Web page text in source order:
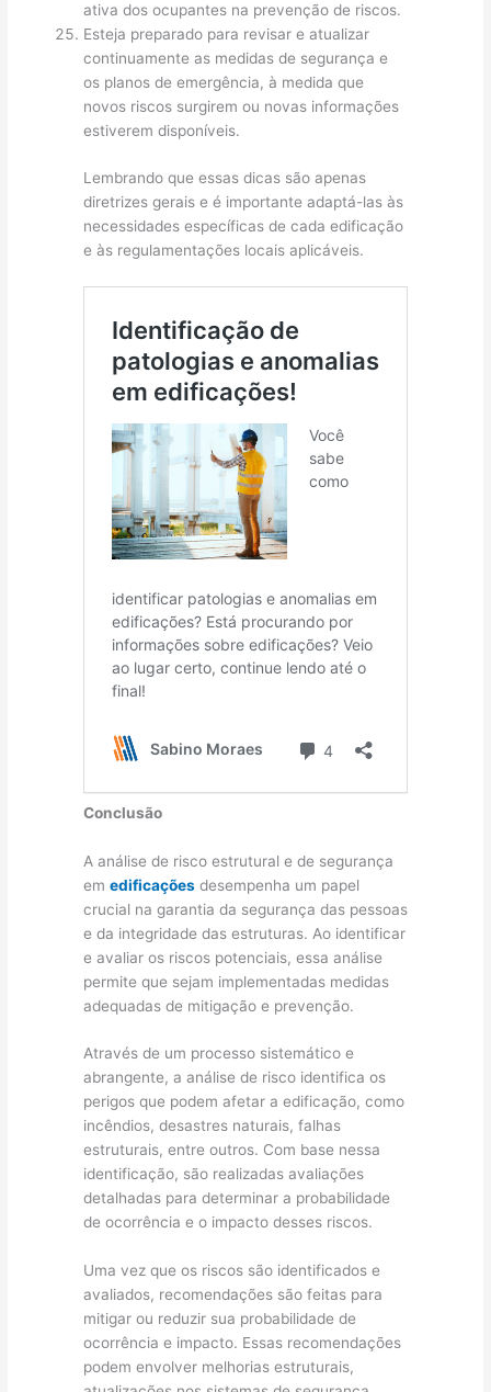
ativa dos ocupantes na prevenção de riscos.
Esteja preparado para revisar e atualizar
continuamente as medidas de segurança e
os planos de emergência, à medida que
novos riscos surgirem ou novas informações
estiverem disponíveis.
Lembrando que essas dicas são apenas
diretrizes gerais e é importante adaptá-las às
necessidades específicas de cada edificação
e às regulamentações locais aplicáveis.
Conclusão
A análise de risco estrutural e de segurança
em edificaçõesdesempenha um papel
crucial na garantia da segurança das pessoas
e da integridade das estruturas. Ao identificar
e avaliar os riscos potenciais, essa análise
permite que sejam implementadas medidas
adequadas de mitigação e prevenção.
Através de um processo sistemático e
abrangente, a análise de risco identifica os
perigos que podem afetar a edificação, como
incêndios, desastres naturais, falhas
estruturais, entre outros. Com base nessa
identificação, são realizadas avaliações
detalhadas para determinar a probabilidade
de ocorrência e o impacto desses riscos.
Uma vez que os riscos são identificados e
avaliados, recomendações são feitas para
mitigar ou reduzir sua probabilidade de
ocorrência e impacto. Essas recomendações
podem envolver melhorias estruturais,